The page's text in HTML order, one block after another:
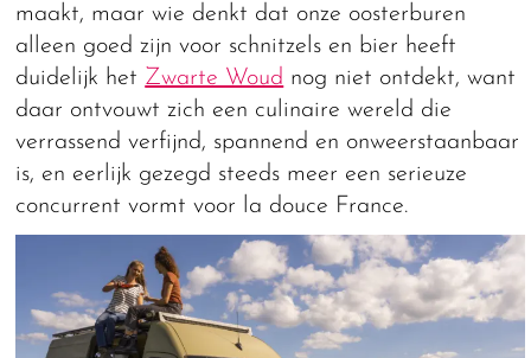
maakt, maar wie denkt dat onze oosterburen
alleen goed zijn voor schnitzels en bier heeft
duidelijk het Zwarte Woud nog niet ontdekt, want
daar ontvouwt zich een culinaire wereld die
verrassend verfijnd, spannend en onweerstaanbaar
is, en eerlijk gezegd steeds meer een serieuze
concurrent vormt voor la douce France.